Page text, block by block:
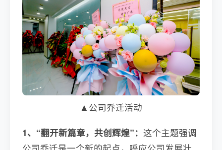
▲公司乔迁活动
1、“翻开新篇章，共创辉煌”： 这个主题强调